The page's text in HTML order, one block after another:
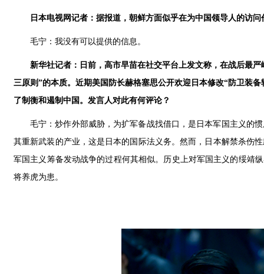
日本电视网记者：据报道，朝鲜方面似乎在为中国领导人的访
毛宁：我没有可以提供的信息。
新华社记者：日前，高市早苗在社交平台上发文称，在战后最
三原则”的本质。近期美国防长赫格塞思公开欢迎日本修改“防卫装
了制衡和遏制中国。发言人对此有何评论？
毛宁：炒作外部威胁，为扩军备战找借口，是日本军国主义的
其重新武装的产业，这是日本的国际法义务。然而，日本解禁杀伤
军国主义筹备发动战争的过程何其相似。历史上对军国主义的绥靖
将养虎为患。